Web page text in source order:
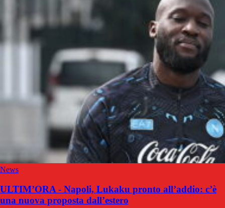
News
ULTIM’ORA - Napoli, Lukaku pronto all’addio: c’è
una nuova proposta dall’estero